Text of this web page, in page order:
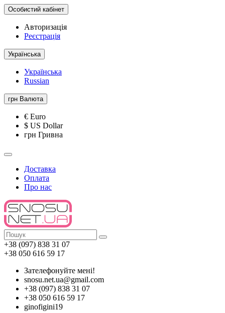
Особистий кабінет
Авторизація
Реєстрація
Українська
Українська
Russian
грн Валюта
€ Euro
$ US Dollar
грн Гривна
Доставка
Оплата
Про нас
+38 (097) 838 31 07
+38 050 616 59 17
Зателефонуйте мені!
snosu.net.ua@gmail.com
+38 (097) 838 31 07
+38 050 616 59 17
ginofigini19